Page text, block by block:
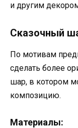
и другим
Сказочный
По мотивам
сделать более
шар, в котором
композицию.
Материалы: